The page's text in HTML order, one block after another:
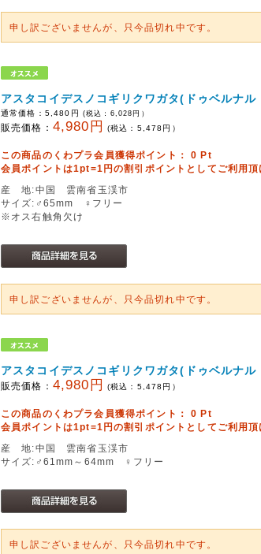
申し訳ございませんが、只今品切れ中です。
アスタコイデスノコギリクワガタ(ドゥベルナル
通常価格： 5,480円 (税込： 6,028円）
販売価格： 4,980円 (税込： 5,478 円）
この商品のくわプラ会員獲得ポイント：0 Pt
会員ポイントは1pt=1円の割引ポイントとしてご利用頂
産 地:中国 雲南省玉渓市
サイズ:♂65mm ♀フリー
※オス右触角欠け
申し訳ございませんが、只今品切れ中です。
アスタコイデスノコギリクワガタ(ドゥベルナル
販売価格： 4,980円 (税込： 5,478 円）
この商品のくわプラ会員獲得ポイント：0 Pt
会員ポイントは1pt=1円の割引ポイントとしてご利用頂
産 地:中国 雲南省玉渓市
サイズ:♂61mm～64mm ♀フリー
申し訳ございませんが、只今品切れ中です。